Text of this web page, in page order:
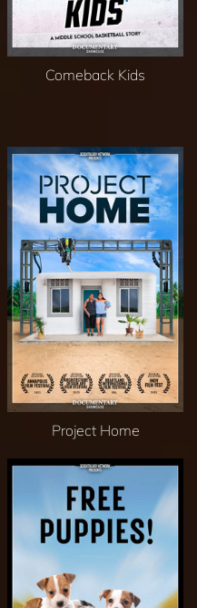
Comeback Kids
Project Home